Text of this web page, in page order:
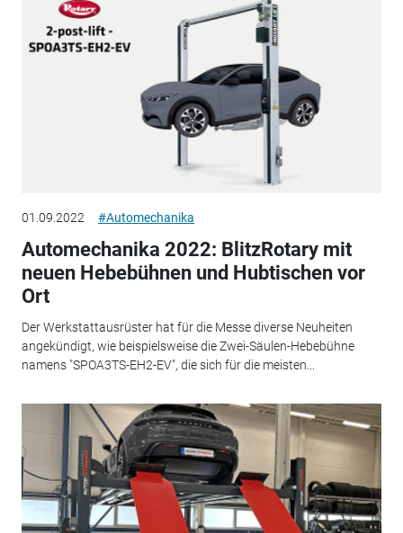
01.09.2022 #Automechanika
Automechanika 2022: BlitzRotary mit
neuen Hebebühnen und Hubtischen vor
Ort
Der Werkstattausrüster hat für die Messe diverse Neuheiten
angekündigt, wie beispielsweise die Zwei-Säulen-Hebebühne
namens "SPOA3TS-EH2-EV", die sich für die meisten...